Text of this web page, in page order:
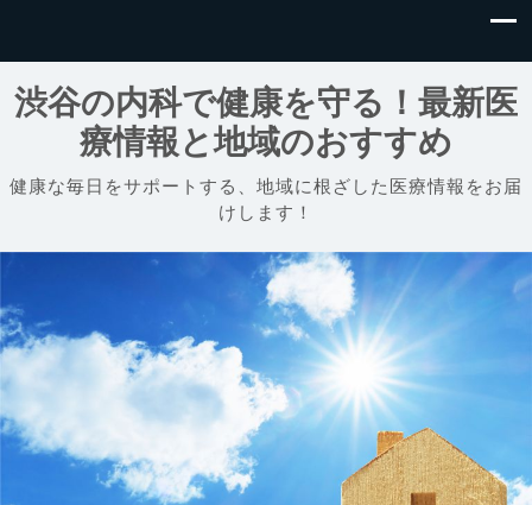
渋谷の内科で健康を守る！最新医
療情報と地域のおすすめ
健康な毎日をサポートする、地域に根ざした医療情報をお届
けします！